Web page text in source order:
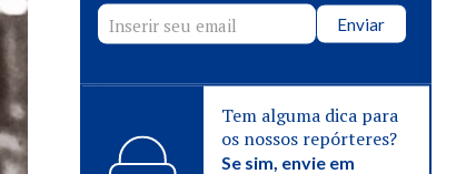
Enviar
Tem alguma dica para
os nossos repórteres?
Se sim, envie em